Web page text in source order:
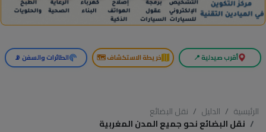
أقرب صيدلية 📍 خريطة الاستكشاف 🗺️ الطائرات والسفن 📡
الرئيسية الدليل
نقل البضائع
نقل البضائع نحو جميع المدن المغربية